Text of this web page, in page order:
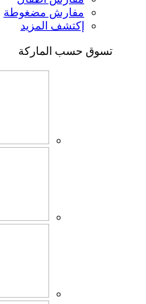
مفارش مضغوطة
إكتشف المزيد
تسوق حسب الماركة